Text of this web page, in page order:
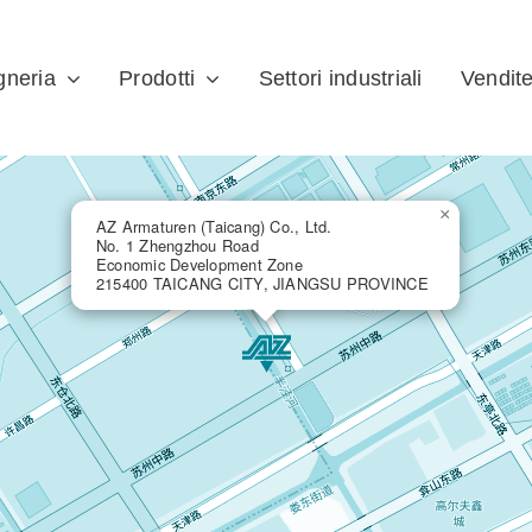
Prodotti Settori industriali
AZ Armaturen (Taicang) Co., Ltd.
No. 1 Zhengzhou Road
Economic Development Zone
215400 TAICANG CITY, JIANGSU PROVINCE
×